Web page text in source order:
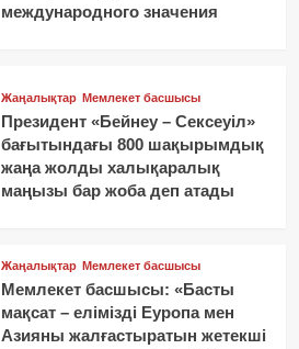
международного значения
Жаңалықтар Мемлекет басшысы
Президент «Бейнеу – Сексеуіл»
бағытындағы 800 шақырымдық
жаңа жолды халықаралық
маңызы бар жоба деп атады
Жаңалықтар Мемлекет басшысы
Мемлекет басшысы: «Басты
мақсат – елімізді Еуропа мен
Азияны жалғастыратын жетекші